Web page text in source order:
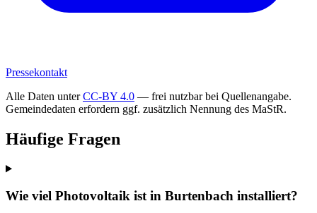
Pressekontakt
Alle Daten unterCC-BY 4.0 — frei nutzbar bei Quellenangabe.
Gemeindedaten erfordern ggf. zusätzlich Nennung des MaStR.
Häufige Fragen
Wie viel Photovoltaik ist in Burtenbach installiert?